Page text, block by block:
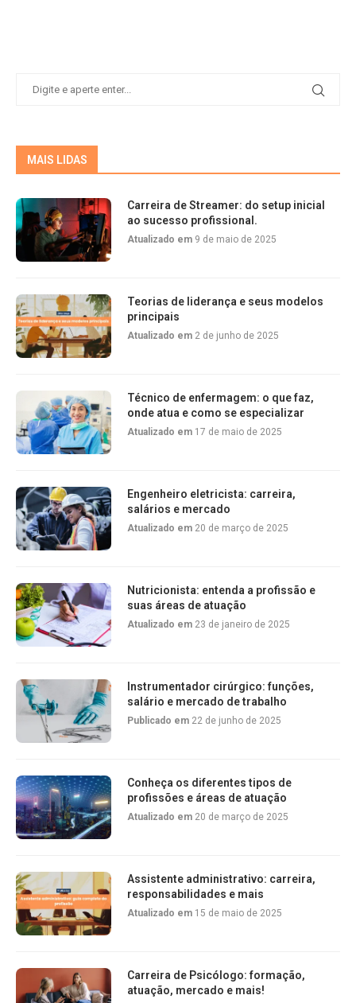
MAIS LIDAS
Carreira de Streamer: do setup inicial
ao sucesso profissional.
Atualizado em 9 de maio de 2025
Teorias de liderança e seus modelos
principais
Atualizado em 2 de junho de 2025
Técnico de enfermagem: o que faz,
onde atua e como se especializar
Atualizado em 17 de maio de 2025
Engenheiro eletricista: carreira,
salários e mercado
Atualizado em 20 de março de 2025
Nutricionista: entenda a profissão e
suas áreas de atuação
Atualizado em 23 de janeiro de 2025
Instrumentador cirúrgico: funções,
salário e mercado de trabalho
Publicado em 22 de junho de 2025
Conheça os diferentes tipos de
profissões e áreas de atuação
Atualizado em 20 de março de 2025
Assistente administrativo: carreira,
responsabilidades e mais
Atualizado em 15 de maio de 2025
Carreira de Psicólogo: formação,
atuação, mercado e mais!